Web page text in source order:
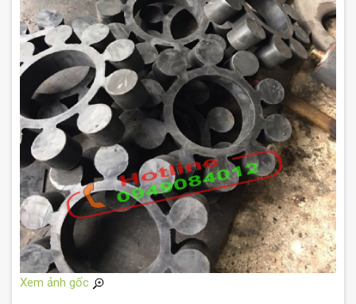
Xem ảnh gốc